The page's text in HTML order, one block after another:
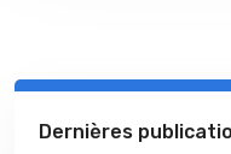
Dernières